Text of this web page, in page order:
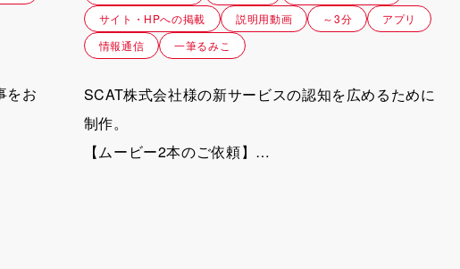
をお
サイト・HPへの掲載
説明用動画 ～3分
アプリ
情報通信
一筆るみこ
SCAT株式会社様の新サービスの認知を広めるために
制作。
【ムービー2本のご依頼】